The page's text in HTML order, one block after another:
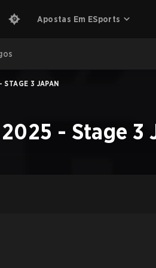
Apostas Em ESports
STAGE 3 JAPAN
- Stage 3